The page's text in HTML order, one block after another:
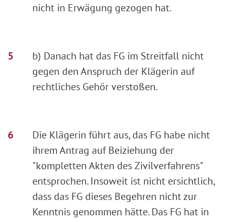
nicht in Erwägung gezogen hat.
b) Danach hat das FG im Streitfall nicht
gegen den Anspruch der Klägerin auf
rechtliches Gehör verstoßen.
Die Klägerin führt aus, das FG habe nicht
ihrem Antrag auf Beiziehung der
"kompletten Akten des Zivilverfahrens"
entsprochen. Insoweit ist nicht ersichtlich,
dass das FG dieses Begehren nicht zur
Kenntnis genommen hätte. Das FG hat in